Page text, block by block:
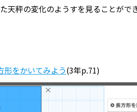
秤の変化のようすを見ることができ
をかいてみよう(3年p.71)